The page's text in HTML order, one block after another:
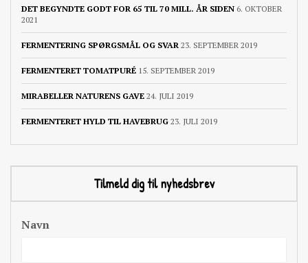
DET BEGYNDTE GODT FOR 65 TIL 70 MILL. ÅR SIDEN 6. OKTOBER
2021
FERMENTERING SPØRGSMÅL OG SVAR 23. SEPTEMBER 2019
FERMENTERET TOMATPURÉ 15. SEPTEMBER 2019
MIRABELLER NATURENS GAVE 24. JULI 2019
FERMENTERET HYLD TIL HAVEBRUG 23. JULI 2019
Tilmeld dig til nyhedsbrev
Navn